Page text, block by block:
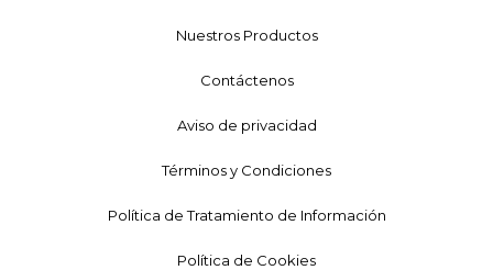
Nuestros Productos
Contáctenos
Aviso de privacidad
Términos y Condiciones
Política de Tratamiento de Información
Política de Cookies